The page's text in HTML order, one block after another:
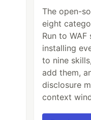
The open-
eight
Run to
installing
to nine
add them,
disclosure
context